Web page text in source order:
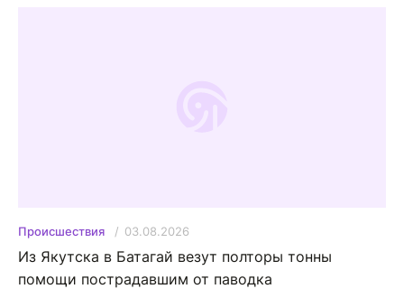
Происшествия 03.08.2026
Из Якутска в Батагай везут полторы тонны
помощи пострадавшим от паводка